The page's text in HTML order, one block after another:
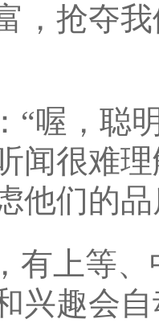
，抢夺
“喔，聪
闻很难
他们的
有上等
兴趣会